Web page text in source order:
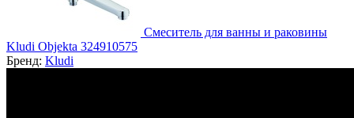
Смеситель для ванны и раковины
Kludi Objekta 324910575
Бренд: Kludi